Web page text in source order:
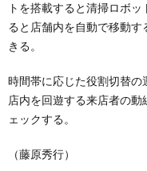
トを搭載すると清掃ロボ
ると店舗内を自動で移動
きる。
時間帯に応じた役割切替
店内を回遊する来店者の
ェックする。
（藤原秀行）